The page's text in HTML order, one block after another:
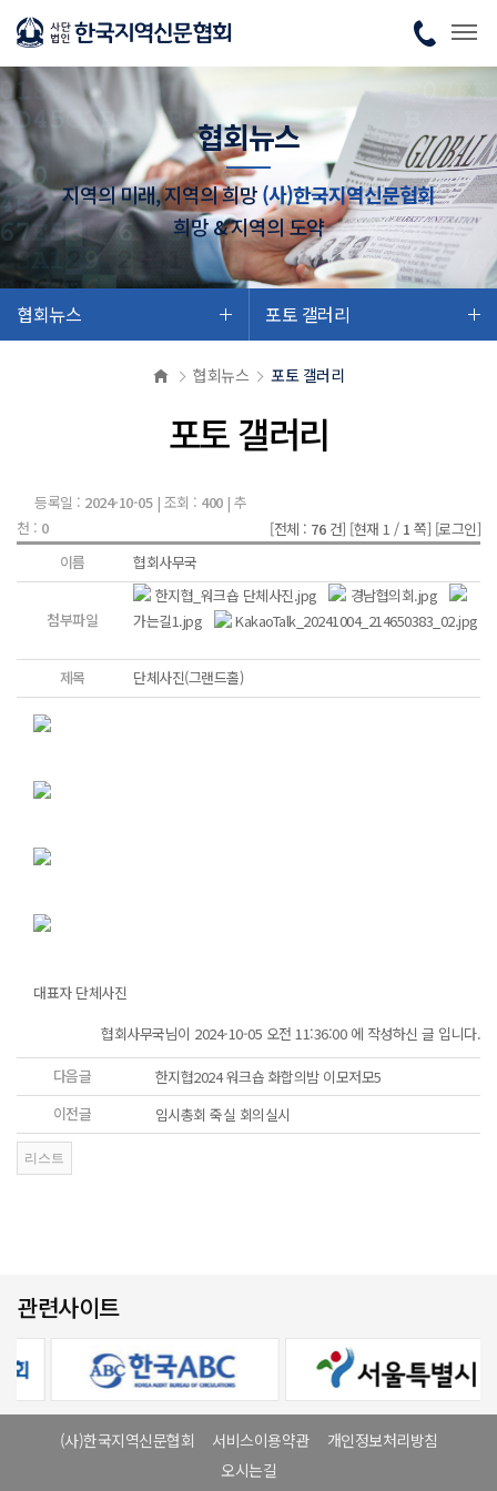
협회뉴스
지역의 미래, 지역의 희망(사)한국지역신문협회
희망 & 지역의 도약
협회뉴스 포토 갤러리
협회뉴스 포토 갤러리
포토 갤러리
등록일 : 2024-10-05| 조회 : 400| 추
천 : 0 [전체 : 76건] [현재 1 / 1 쪽] [로그인]
이름
협회사무국
첨부파일
한지협_워크숍 단체사진.jpg
경남협의회.jpg
가는길1.jpg
KakaoTalk_20241004_214650383_02.jpg
제목 단체사진(그랜드홀)
대표자 단체사진
협회사무국님이 2024-10-05 오전 11:36:00 에 작성하신 글 입니다.
다음글
한지협2024 워크숍 화합의밤 이모저모5
이전글
임시총회 죽실 회의실시
관련사이트
(사)한국지역신문협회 서비스이용약관
개인정보처리방침
오시는길